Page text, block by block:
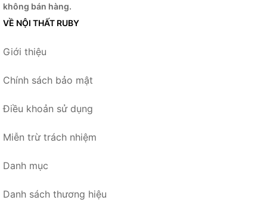
không bán hàng.
VỀ NỘI THẤT RUBY
Giới thiệu
Chính sách bảo mật
Điều khoản sử dụng
Miễn trừ trách nhiệm
Danh mục
Danh sách thương hiệu